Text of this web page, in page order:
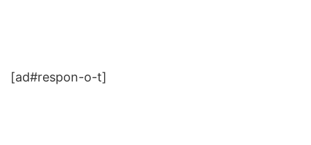
[ad#respon-o-t]